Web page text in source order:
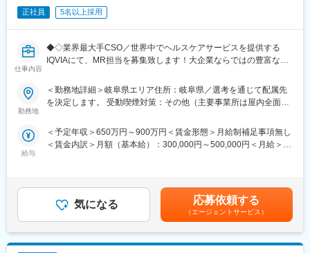
ただきます。
平均2年前後の医療機器営業プロジェクトが終了したのちは、また
別の医療機器プロジェクトに挑戦することも可能ですし、医薬品
す。
医療営業として専門性を磨き管理職を目指すのはもちろん、他事
者などの管理部門）
営業経験を活かして様々なキャリアプランを実現できるのは、当
■どなたでもキャッチアップが可能な環境です！：
文理問わず一から学べる環境を整えているため、専門知識は入社
後に身に付ける意欲があれば問題ございません。 社員の活躍事例
についての詳細は、是非こちらのURLも併せてご覧ください。
https://healthcarecareerpark.iqvia.com/
正社員 5名以上採用
仕事内容
◆◇業界最大手CSO／世界中でヘルスケアサービスを提供する
IQVIAにて、MR担当を募集致します！大企業ならではの豊富なキ
【具体的な業務詳細】
いただきます。
・担当エリアの訪問医療施設のターゲティング、担当医療施設へ
・医療従事者向けの説明会の企画・実施、医師同士のコミュニケ
ーション推進のための研究会・勉強会の立ち上げ、講演会の企
画・運営 等
※勤務地については、選考内で希望を伺ったうえで決定します。
勤務地
＜勤務地詳細＞岐阜県エリア住所：岐阜県／選考を通じて配属先
を決定します。 受動喫煙対策：その他（主要事業所は屋内全面禁
給与
＜予定年収＞650万円～900万円＜賃金形態＞月給制補足事項無し
＜賃金内訳＞月額（基本給）：300,000円～500,000円＜月給＞
ジェクト稼働手当(35,000円)、外勤日当（1日1,500円／外勤3.5時
間以上）■変動賞与制（6月・12月・3月）※平均実績6ヶ月分■イン
センティブ：3月（対象者）賃金はあくまでも目安の金額であり、
選考を通じて上下する可能性があります。月給(月額)は固定手当を
含めた表記です。
気になる 応募依頼する
（エージェントサービス）